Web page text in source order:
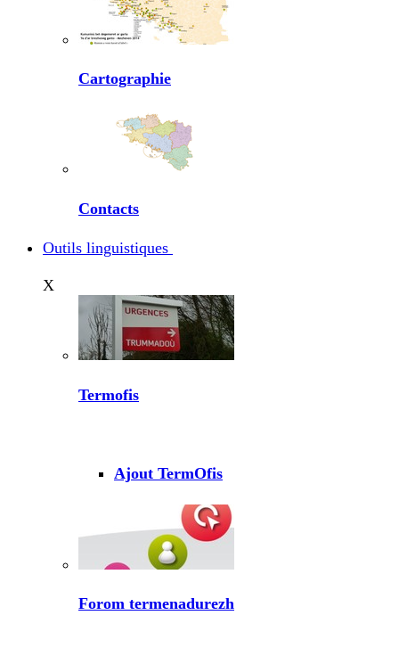
Cartographie
Contacts
Outils linguistiques
X
Termofis
Ajout TermOfis
Forom termenadurezh